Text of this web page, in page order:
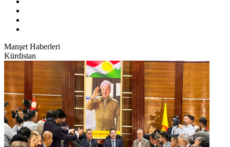
Manşet Haberleri
Kürdistan